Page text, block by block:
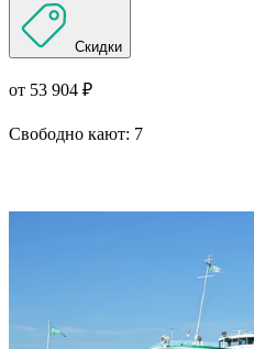
Скидки
от 53 904 ₽
Свободно кают: 7